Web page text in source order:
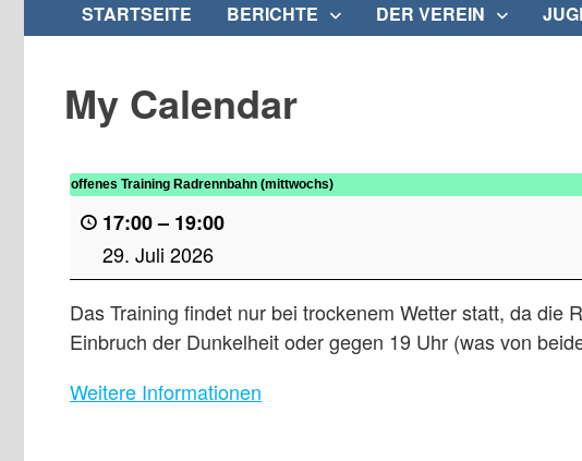
STARTSEITE BERICHTE DER VEREIN
My Calendar
offenes Training Radrennbahn (mittwochs)
17:00– 19:00
29. Juli 2026
Das Training findet nur bei trockenem Wetter statt, da die
Einbruch der Dunkelheit oder gegen 19 Uhr (was von
Weitere Informationen